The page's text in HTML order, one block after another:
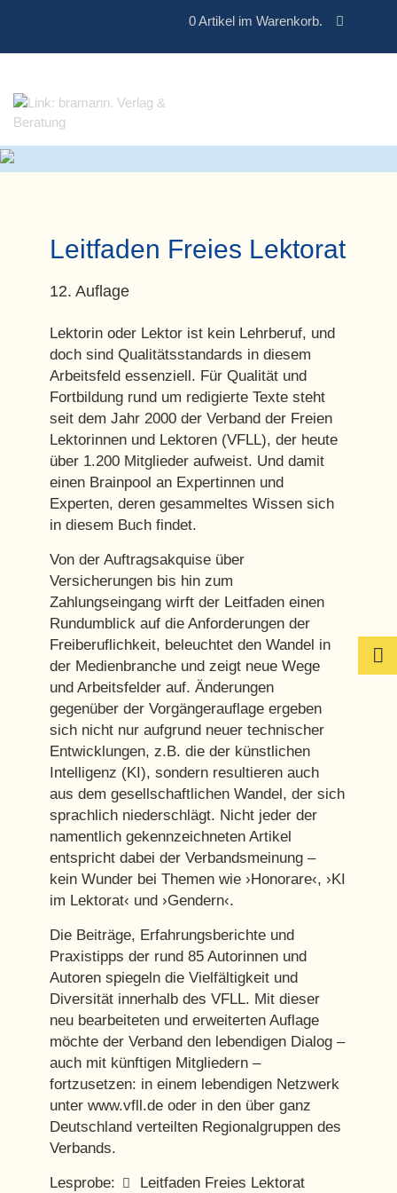
0Artikel im Warenkorb.
Leitfaden Freies Lektorat
12. Auflage
Lektorin oder Lektor ist kein Lehrberuf, und
doch sind Qualitätsstandards in diesem
Arbeitsfeld essenziell. Für Qualität und
Fortbildung rund um redigierte Texte steht
seit dem Jahr 2000 derVerband der Freien
Lektorinnen und Lektoren (VFLL) , der heute
über 1.200 Mitglieder aufweist. Und damit
einen Brainpool an Expertinnen und
Experten, deren gesammeltes Wissen sich
in diesem Buch findet.
Von der Auftragsakquise über
Versicherungen bis hin zum
Zahlungseingang wirft der Leitfaden einen
Rundumblick auf die Anforderungen der
Freiberuflichkeit, beleuchtet den Wandel in
der Medienbranche und zeigt neue Wege
und Arbeitsfelder auf. Änderungen
gegenüber der Vorgängerauflage ergeben
sich nicht nur aufgrund neuer technischer
Entwicklungen, z.B. die der künstlichen
Intelligenz (KI), sondern resultieren auch
aus dem gesellschaftlichen Wandel, der sich
sprachlich niederschlägt. Nicht jeder der
namentlich gekennzeichneten Artikel
entspricht dabei der Verbandsmeinung –
kein Wunder bei Themen wie ›Honorare‹, ›KI
im Lektorat‹ und ›Gendern‹.
Die Beiträge, Erfahrungsberichte und
Praxistipps der rund 85 Autorinnen und
Autoren spiegeln die Vielfältigkeit und
Diversität innerhalb des VFLL. Mit dieser
neu bearbeiteten und erweiterten Auflage
möchte der Verband den lebendigen Dialog –
auch mit künftigen Mitgliedern –
fortzusetzen: in einem lebendigen Netzwerk
unter www.vfll.de oder in den über ganz
Deutschland verteilten Regionalgruppen des
Verbands.
Lesprobe: Leitfaden Freies Lektorat
